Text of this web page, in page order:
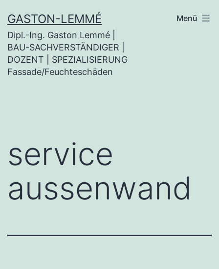
Inhalt
springen
GASTON-LEMMÉ
Dipl.-Ing. Gaston Lemmé |
BAU-SACHVERSTÄNDIGER |
DOZENT | SPEZIALISIERUNG
Fassade/Feuchteschäden
Menü
service
aussenwand